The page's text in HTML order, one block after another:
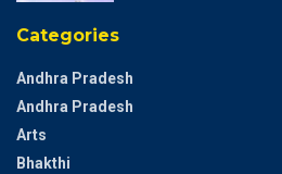
Categories
Andhra Pradesh
Andhra Pradesh
Arts
Bhakthi